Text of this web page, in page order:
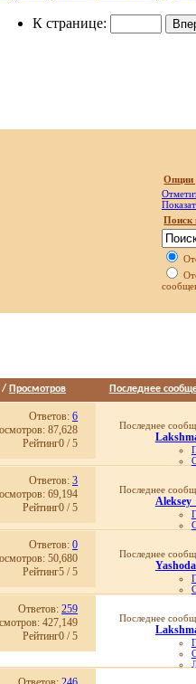
К странице:
Опции
Поиск
Просмотров Последнее
Ответов:6
87,628
Рейтинг0 / 5
Последнее
Ответов:3
69,194
Рейтинг0 / 5
Последнее
Ответов:0
50,680
Рейтинг5 / 5
Последнее
Ответов:259
427,149
Рейтинг0 / 5
Последнее